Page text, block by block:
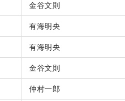
金谷文則
有海明央
有海明央
金谷文則
仲村一郎